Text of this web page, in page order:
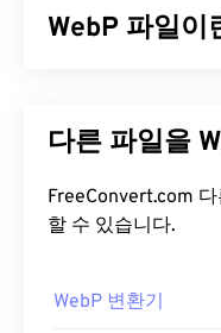
WebP 파일이
스 파일 형식입니다
30% 더 작지만 시각
미지는 웹 페이지와
WebP 파일
FreeConvert.com 다른 파일도
할 수 있습니다.
WebP 변환기